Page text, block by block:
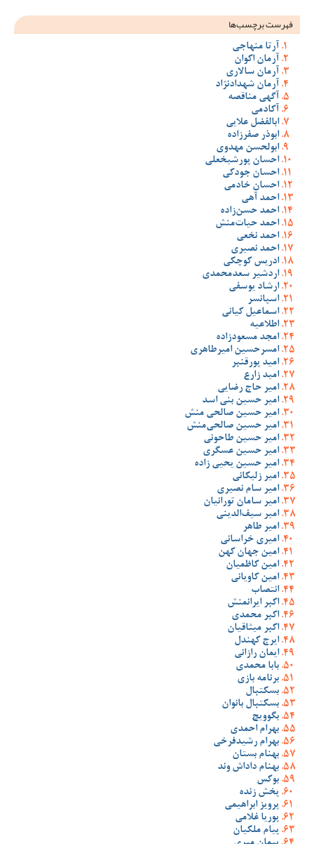
فهرست برچسب‌ها
آرتا منهاجی
آرمان اکوان
آرمان سالاری
آرمان شهدادنژاد
آگهی مناقصه
آکادمی
ابالفضل علایی
ابوذر صفرزاده
ابولحسن مهدوی
احسان پورشیخعلی
احسان جودکی
احسان خادمی
احمد آهی
احمد حسن‌زاده
احمد حیات‌منش
احمد نخعی
احمد نصیری
ادریس کوچکی
اردشیر سعدمحمدی
ارشاد یوسفی
اسپانسر
اسماعیل کیانی
اطلاعیه
امجد مسعودزاده
امسرحسین امیرطاهری
امید پورقنبر
امید زارع
امیر حاج رضایی
امیر حسین بنی اسد
امیر حسین صالحی منش
امیر حسین صالحی‌منش
امیر حسین طاحونی
امیر حسین عسگری
امیر حسین یحیی زاده
امیر زلیکانی
امیر سام نصیری
امیر سامان تورانیان
امیر سیف‌الدینی
امیر طاهر
امیری خراسانی
امین جهان کهن
امین کاظمیان
امین کاویانی
انتصاب
اکبر ایرانمنش
اکبر محمدی
اکبر میثاقیان
ایرج کهندل
ایمان رازانی
بابا محمدی
برنامه بازی
بسکتبال
بسکتبال بانوان
بگوویچ
بهرام احمدی
بهرام رشیدفرخی
بهنام بستان
بهنام داداش وند
بوکس
پخش زنده
پرویز ابراهیمی
پوریا غلامی
پیام ملکیان